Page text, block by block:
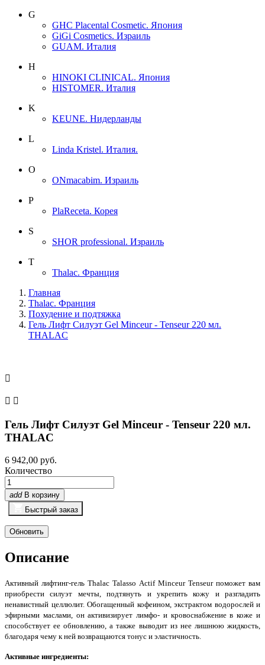
G
GHC Placental Cosmetic. Япония
GiGi Cosmetics. Израиль
GUAM. Италия
H
HINOKI CLINICAL. Япония
HISTOMER. Италия
K
KEUNE. Нидерланды
L
Linda Kristel. Италия.
O
ONmacabim. Израиль
P
PlaReceta. Корея
S
SHOR professional. Израиль
T
Thalac. Франция
Главная
Thalac. Франция
Похудение и подтяжка
Гель Лифт Силуэт Gel Minceur - Tenseur 220 мл.
THALAC

 
Гель Лифт Силуэт Gel Minceur - Tenseur 220 мл.
THALAC
6 942,00 руб.
Количество
add В корзину
Быстрый заказ
Описание
Активный лифтинг-гель Thalac Talasso Actif Minceur Tenseur поможет вам
приобрести силуэт мечты, подтянуть и укрепить кожу и разгладить
ненавистный целлюлит. Обогащенный кофеином, экстрактом водорослей и
эфирными маслами, он активизирует лимфо- и кровоснабжение в коже и
способствует ее обновлению, а также выводит из нее лишнюю жидкость,
благодаря чему к ней возвращаются тонус и эластичность.
Активные ингредиенты: